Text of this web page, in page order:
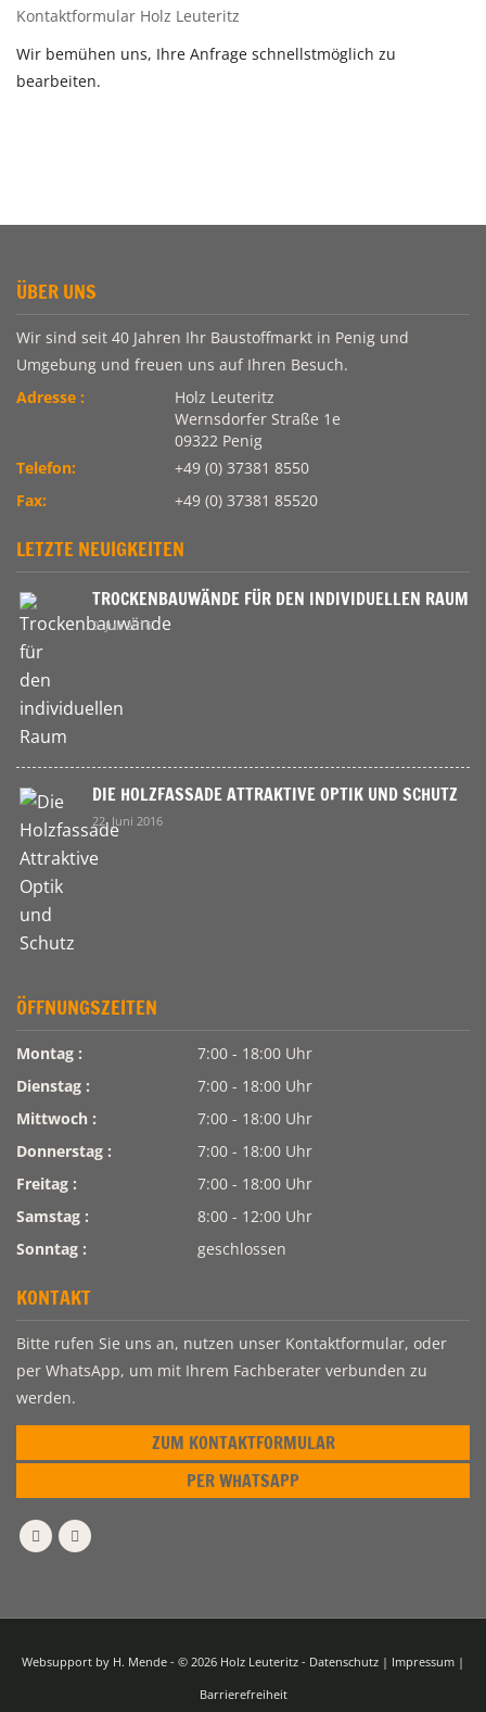
Kontaktformular Holz Leuteritz
Wir bemühen uns, Ihre Anfrage schnellstmöglich zu
bearbeiten.
ÜBER UNS
Wir sind seit 40 Jahren Ihr Baustoffmarkt in Penig und
Umgebung und freuen uns auf Ihren Besuch.
Adresse :
Holz Leuteritz
Wernsdorfer Straße 1e
09322 Penig
Telefon:
+49 (0) 37381 8550
Fax:
+49 (0) 37381 85520
LETZTE NEUIGKEITEN
TROCKENBAUWÄNDE FÜR DEN INDIVIDUELLEN RAUM
9. Juli 2016
DIE HOLZFASSADE ATTRAKTIVE OPTIK UND SCHUTZ
22. Juni 2016
ÖFFNUNGSZEITEN
Montag :
7:00 - 18:00 Uhr
Dienstag :
7:00 - 18:00 Uhr
Mittwoch :
7:00 - 18:00 Uhr
Donnerstag :
7:00 - 18:00 Uhr
Freitag :
7:00 - 18:00 Uhr
Samstag :
8:00 - 12:00 Uhr
Sonntag :
geschlossen
KONTAKT
Bitte rufen Sie uns an, nutzen unser Kontaktformular, oder
per WhatsApp, um mit Ihrem Fachberater verbunden zu
werden.
ZUM KONTAKTFORMULAR
PER WHATSAPP
Websupport by H. Mende - © 2026 Holz Leuteritz - Datenschutz | Impressum |
Barrierefreiheit